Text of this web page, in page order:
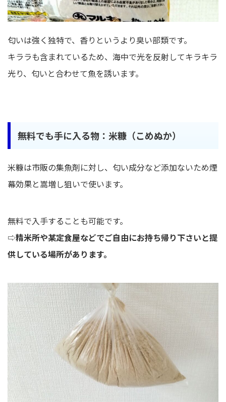
匂いは強く独特で、香りというより臭い部類です。
キララも含まれているため、海中で光を反射してキラキラ
光り、匂いと合わせて魚を誘います。
無料でも手に入る物：米糠（こめぬか）
米糠は市販の集魚剤に対し、匂い成分など添加ないため煙
幕効果と嵩増し狙いで使います。
無料で入手することも可能です。
⇨精米所や某定食屋などでご自由にお持ち帰り下さいと提
供している場所があります。